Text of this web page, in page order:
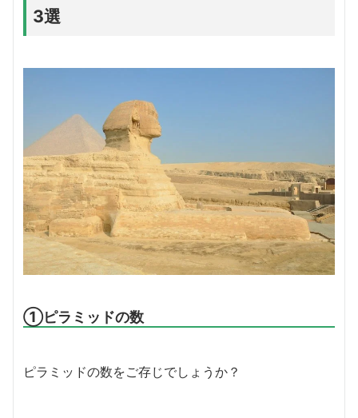
3選
①ピラミッドの数
ピラミッドの数をご存じでしょうか？